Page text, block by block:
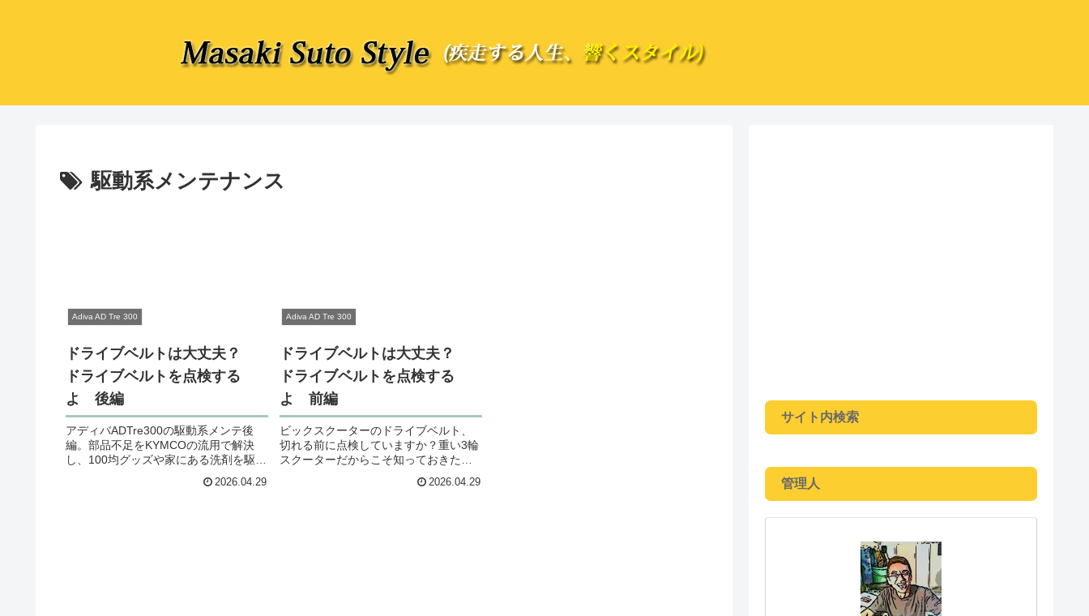
駆動系メンテナンス
Adiva AD Tre 300
ドライブベルトは大丈夫？
ドライブベルトを点検する
よ 後編
アディバADTre300の駆動系メンテ後
編。部品不足をKYMCOの流用で解決
し、100均グッズや家にある洗剤を駆使
ートと水性絵具」を使った驚きのガス
2026.04.29
Adiva AD Tre 300
ドライブベルトは大丈夫？
ドライブベルトを点検する
よ 前編
ビックスクーターのドライブベルト、
切れる前に点検していますか？重い3輪
スクーターだからこそ知っておきたい
開け方から、プーリーやベルトの交換
2026.04.29
サイト内検索
管理人